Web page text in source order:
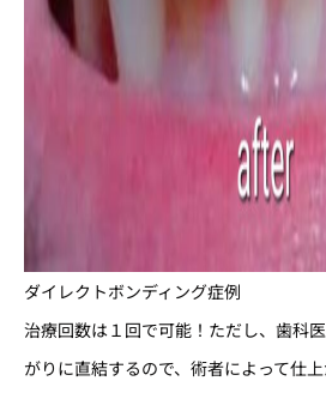
ダイレクトボンディング症例
治療回数は１回で可能！ただし、歯科
がりに直結するので、術者によって仕